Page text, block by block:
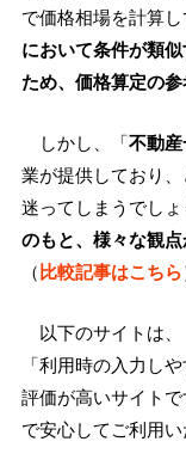
で価格相場を計算
において条件が類
ため、価格算定の
しかし、「不動
業が提供しており
迷ってしまうでしょ
のもと、様々な観
（比較記事はこちら
以下のサイトは
「利用時の入力し
評価が高いサイト
で安心してご利用い